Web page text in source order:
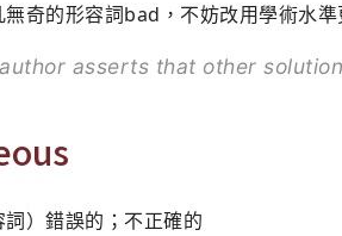
奇的形容詞bad，不妨改用學術水
asserts that other
）錯誤的；不正確的